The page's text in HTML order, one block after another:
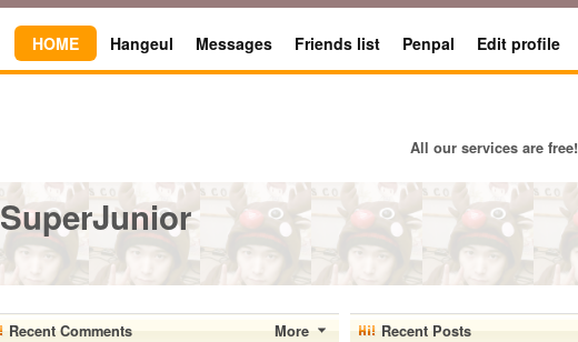
HOME Hangeul Messages Friends list Penpal Edit profile
All our services are free!
SuperJunior
More
Recent Comments
Recent Posts